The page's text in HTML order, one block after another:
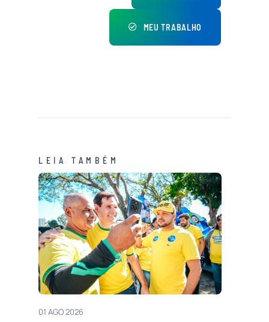
MEU TRABALHO
LEIA TAMBÉM
01 AGO 2026